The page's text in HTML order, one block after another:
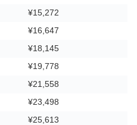
¥15,272
¥16,647
¥18,145
¥19,778
¥21,558
¥23,498
¥25,613